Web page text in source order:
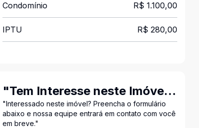
Condomínio R$ 1.100,00
IPTU R$ 280,00
"Tem Interesse neste Imóvel?
Entre em Contato Conosco!"
"Interessado neste imóvel? Preencha o formulário
abaixo e nossa equipe entrará em contato com você
em breve."